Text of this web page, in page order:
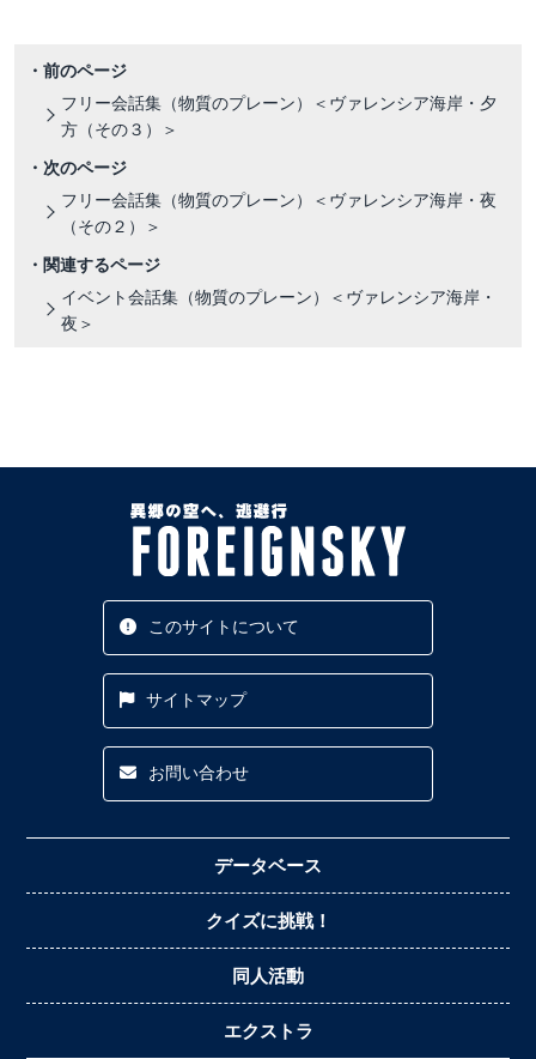
・前のページ
フリー会話集（物質のプレーン）＜ヴァレンシア海岸・夕
方（その３）＞
・次のページ
フリー会話集（物質のプレーン）＜ヴァレンシア海岸・夜
（その２）＞
・関連するページ
イベント会話集（物質のプレーン）＜ヴァレンシア海岸・
夜＞
このサイトについて
サイトマップ
お問い合わせ
データベース
クイズに挑戦！
同人活動
エクストラ